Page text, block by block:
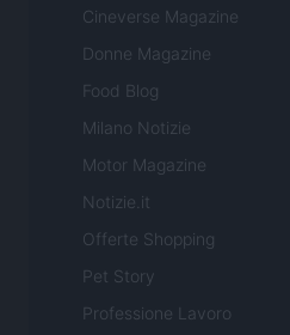
Cineverse Magazine
Donne Magazine
Food Blog
Milano Notizie
Motor Magazine
Notizie.it
Offerte Shopping
Pet Story
Professione Lavoro